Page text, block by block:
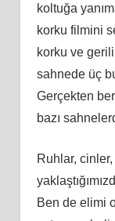
koltuğa
korku filmini
korku ve
sahnede üç
Gerçekten
bazı
Ruhlar, cinler,
Ben de elimi